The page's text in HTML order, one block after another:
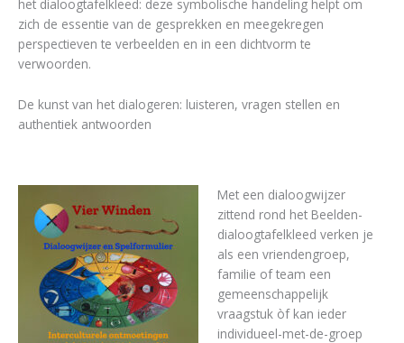
het dialoogtafelkleed: deze symbolische handeling helpt om
zich de essentie van de gesprekken en meegekregen
perspectieven te verbeelden en in een dichtvorm te
verwoorden.
De kunst van het dialogeren: luisteren, vragen stellen en
authentiek antwoorden
Met een dialoogwijzer
zittend rond het Beelden-
dialoogtafelkleed verken je
als een vriendengroep,
familie of team een
gemeenschappelijk
vraagstuk òf kan ieder
individueel-met-de-groep